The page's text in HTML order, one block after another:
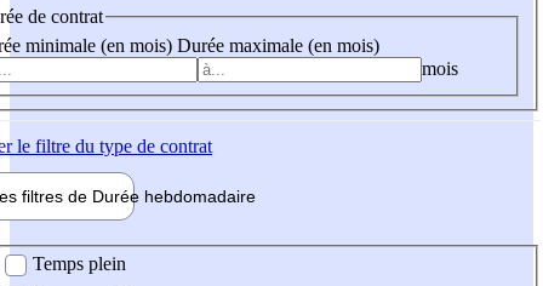
de contrat
minimale (en mois) Durée maximale (en mois)
mois
le filtre du type de contrat
filtres de Durée hebdomadaire
Temps plein